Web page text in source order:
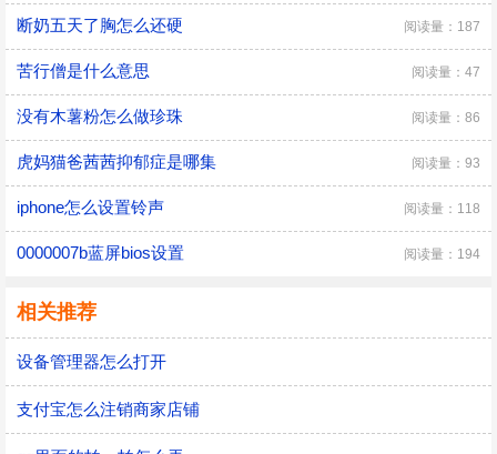
断奶五天了胸怎么还硬 阅读量：187
苦行僧是什么意思 阅读量：47
没有木薯粉怎么做珍珠 阅读量：86
虎妈猫爸茜茜抑郁症是哪集 阅读量：93
iphone怎么设置铃声 阅读量：118
0000007b蓝屏bios设置 阅读量：194
相关推荐
设备管理器怎么打开
支付宝怎么注销商家店铺